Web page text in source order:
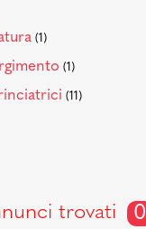
(1)
(1)
(11)
trovati 0